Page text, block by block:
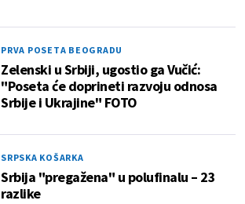
PRVA POSETA BEOGRADU
Zelenski u Srbiji, ugostio ga Vučić:
"Poseta će doprineti razvoju odnosa
Srbije i Ukrajine" FOTO
SRPSKA KOŠARKA
Srbija "pregažena" u polufinalu – 23
razlike